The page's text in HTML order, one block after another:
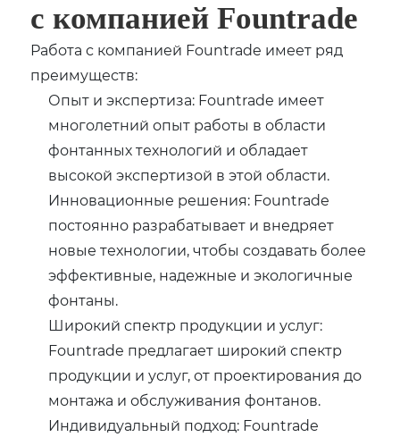
с компанией Fountrade
Работа с компанией Fountrade имеет ряд
преимуществ:
Опыт и экспертиза: Fountrade имеет
многолетний опыт работы в области
фонтанных технологий и обладает
высокой экспертизой в этой области.
Инновационные решения: Fountrade
постоянно разрабатывает и внедряет
новые технологии, чтобы создавать более
эффективные, надежные и экологичные
фонтаны.
Широкий спектр продукции и услуг:
Fountrade предлагает широкий спектр
продукции и услуг, от проектирования до
монтажа и обслуживания фонтанов.
Индивидуальный подход: Fountrade